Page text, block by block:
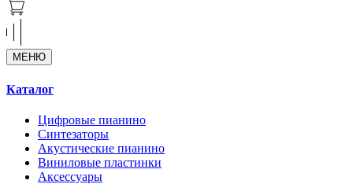
МЕНЮ
Каталог
Цифровые пианино
Синтезаторы
Акустические пианино
Виниловые пластинки
Аксессуары